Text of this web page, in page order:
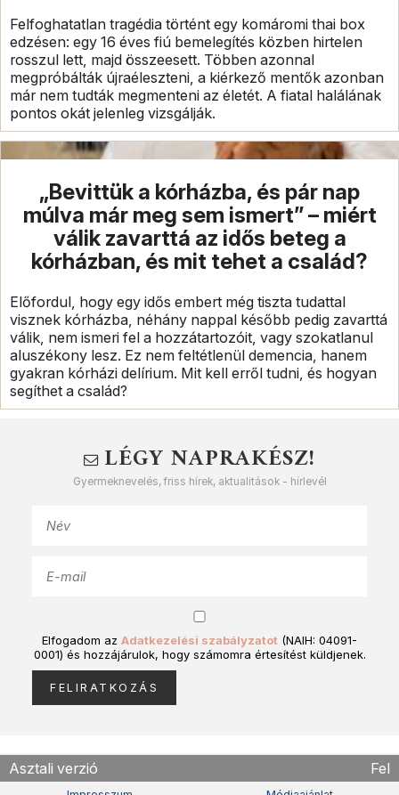
Felfoghatatlan tragédia történt egy komáromi thai box
edzésen: egy 16 éves fiú bemelegítés közben hirtelen
rosszul lett, majd összeesett. Többen azonnal
megpróbálták újraéleszteni, a kiérkező mentők azonban
már nem tudták megmenteni az életét. A fiatal halálának
pontos okát jelenleg vizsgálják.
„Bevittük a kórházba, és pár nap
múlva már meg sem ismert” – miért
válik zavarttá az idős beteg a
kórházban, és mit tehet a család?
Előfordul, hogy egy idős embert még tiszta tudattal
visznek kórházba, néhány nappal később pedig zavarttá
válik, nem ismeri fel a hozzátartozóit, vagy szokatlanul
aluszékony lesz. Ez nem feltétlenül demencia, hanem
gyakran kórházi delírium. Mit kell erről tudni, és hogyan
segíthet a család?
LÉGY NAPRAKÉSZ!
Gyermeknevelés, friss hírek, aktualitások - hírlevél
Elfogadom az Adatkezelési szabályzatot (NAIH: 04091-
0001) és hozzájárulok, hogy számomra értesítést küldjenek.
Asztali verzió Fel